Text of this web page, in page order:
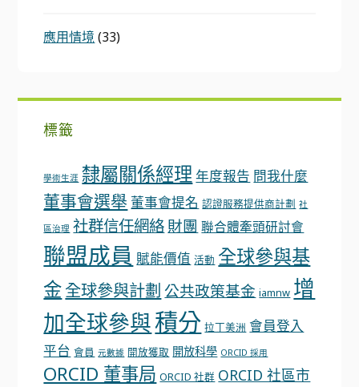
應用情境(33)
標籤
學術生涯 隸屬關係經理 年度報告 問我什麼
董事會選舉 董事會提名 認證服務提供商計劃 社
區治理 社群信任網絡 財團 聯合體牽頭研討會
聯盟成員 賦能價值 活動 全球參與基
金全球參與計劃 公共政策基金 iamnw 增
加全球參與積分 拉丁美洲 會員登入
平台 會員 元數據 開放獲取 開放科學 ORCID 採用
ORCID 董事局 ORCID 社群 ORCID 社區市